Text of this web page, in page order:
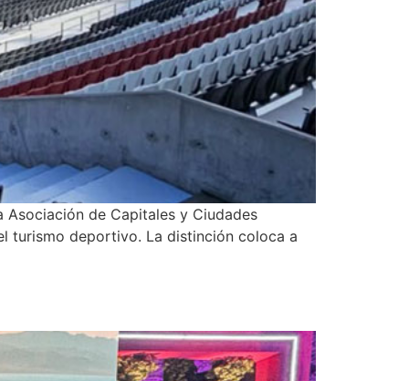
de Capitales y Ciudades
turismo deportivo. La distinción coloca a